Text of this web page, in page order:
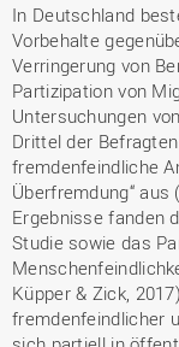
In Deutschland
Vorbehalte
Verringerung von
Partizipation von
Untersuchungen
Drittel der
fremdenfeindliche
Überfremdung“ aus
Ergebnisse fanden
Studie sowie das
Küpper & Zick,
fremdenfeindlicher